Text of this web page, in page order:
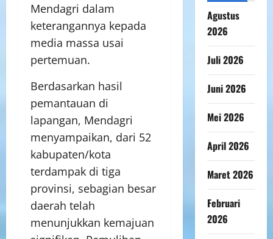
Mendagri dalam
keterangannya kepada
media massa usai
pertemuan.
Berdasarkan hasil
pemantauan di
lapangan, Mendagri
menyampaikan, dari 52
kabupaten/kota
terdampak di tiga
provinsi, sebagian besar
daerah telah
menunjukkan kemajuan
Agustus
2026
Juli 2026
Juni 2026
Mei 2026
April 2026
Maret 2026
Februari
2026